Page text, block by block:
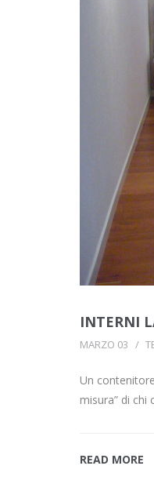
INTERNI
MARZO 03
Un
misura” di chi
READ MORE